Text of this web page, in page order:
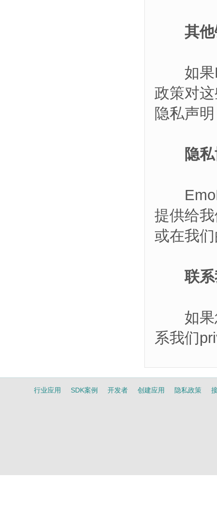
其
如果
政策对
隐私声
隐
提供给
或在我
联
如果您
系我们
行业应用 SDK案例 开发者 创建应用 隐私政策